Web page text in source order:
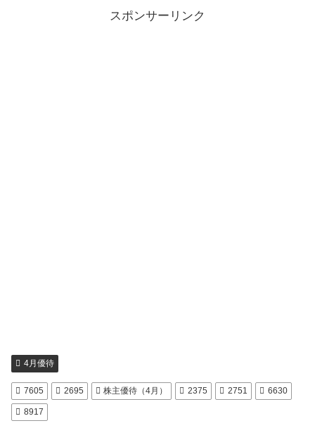
スポンサーリンク
4月優待
7605 2695 株主優待（4月） 2375 2751 6630
8917